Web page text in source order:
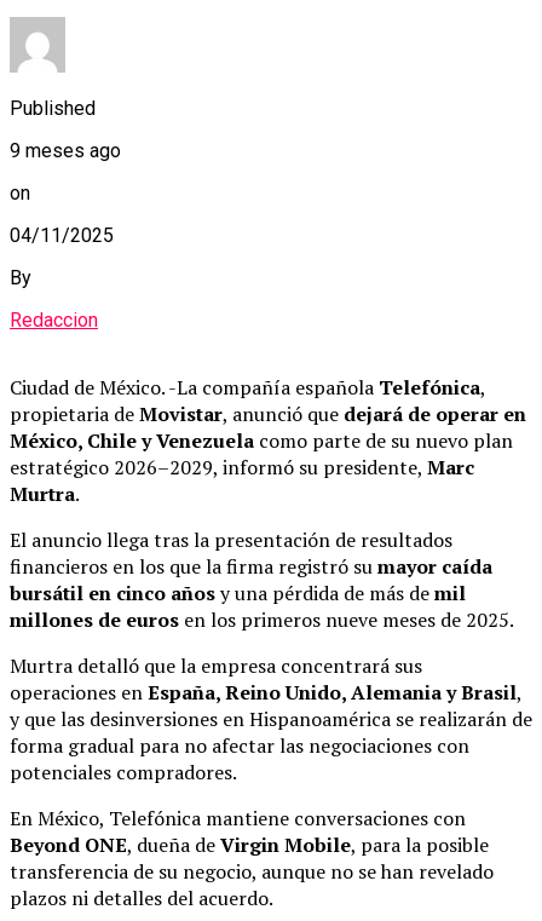
Published
9 meses ago
on
04/11/2025
By
Redaccion
Ciudad de México. -La compañía española Telefónica,
propietaria deMovistar, anunció que dejará de operar en
México, Chile y Venezuela como parte de su nuevo plan
estratégico 2026–2029, informó su presidente, Marc
Murtra.
El anuncio llega tras la presentación de resultados
financieros en los que la firma registró sumayor caída
bursátil en cinco añosy una pérdida de más demil
millones de euros en los primeros nueve meses de 2025.
Murtra detalló que la empresa concentrará sus
operaciones enEspaña, Reino Unido, Alemania y Brasil,
y que las desinversiones en Hispanoamérica se realizarán de
forma gradual para no afectar las negociaciones con
potenciales compradores.
En México, Telefónica mantiene conversaciones con
Beyond ONE, dueña deVirgin Mobile, para la posible
transferencia de su negocio, aunque no se han revelado
plazos ni detalles del acuerdo.